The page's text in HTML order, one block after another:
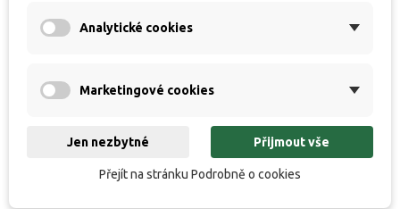
fungováním, jaké získáte při domácí ruční výrobě. Nová
dovoluje i přidání opravdového ovoce, jater a dalších
čerstvých vajec ve všech vyráběných řadách boilies.
Konzervace a stabilizace je postavena v maximální
Analytické cookies
Marketingové cookies
Jen nezbytné Přijmout vše
Přejít na stránku Podrobně o cookies